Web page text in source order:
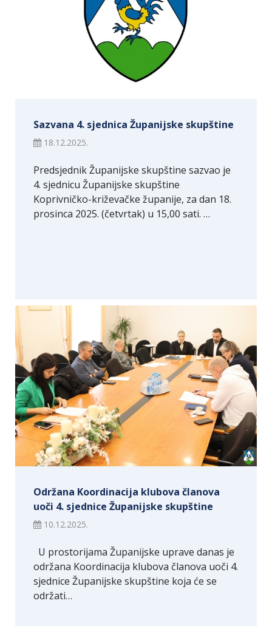
Sazvana 4. sjednica Županijske skupštine
18.12.2025.
Predsjednik Županijske skupštine sazvao je
4. sjednicu Županijske skupštine
Koprivničko-križevačke županije, za dan 18.
prosinca 2025. (četvrtak) u 15,00 sati. …
Održana Koordinacija klubova članova
uoči 4. sjednice Županijske skupštine
10.12.2025.
U prostorijama Županijske uprave danas je
održana Koordinacija klubova članova uoči 4.
sjednice Županijske skupštine koja će se
održati…